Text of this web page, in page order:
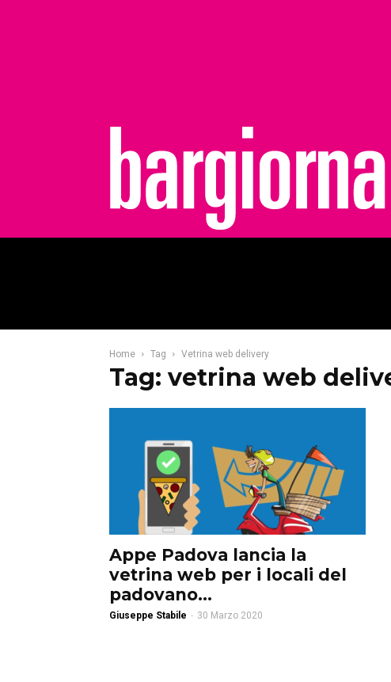
Home Tag Vetrina web delivery
Tag: vetrina web
Appe Padova lancia la
vetrina web per i locali del
padovano...
Giuseppe Stabile - 30 Marzo 2020